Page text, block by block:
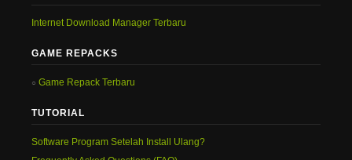
Internet Download Manager Terbaru
GAME REPACKS
Game Repack Terbaru
TUTORIAL
Software Program Setelah Install Ulang?